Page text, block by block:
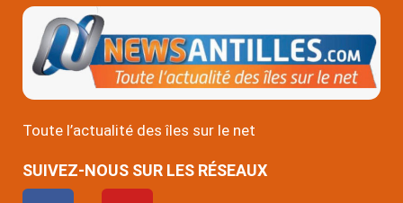
Toute l’actualité des îles sur le net
SUIVEZ-NOUS SUR LES RÉSEAUX